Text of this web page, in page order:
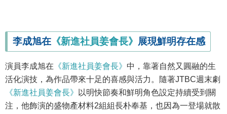
李成旭在 《新進社員姜會長》 展現鮮明存在感
演員李成旭在 《新進社員姜會長》 中，靠著自然又圓融的生
活化演技，為作品帶來十足的喜感與活力。隨著JTBC週末劇
《新進社員姜會長》
以明快節奏和鮮明角色設定持續受到關
注，他飾演的盛物產材料2組組長朴奉基，也因為一登場就散